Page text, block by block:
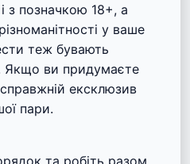
з позначкою 18+, а
у ваше
теж бувають
Якщо ви придумаєте
ексклюзив
пари.
та робіть разом